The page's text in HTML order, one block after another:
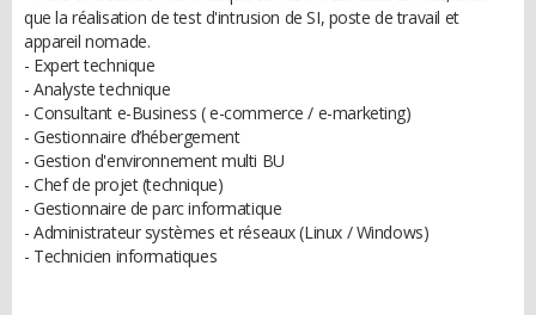
que la réalisation de test d'intrusion de SI, poste de travail et
appareil nomade.
- Expert technique
- Analyste technique
- Consultant e-Business ( e-commerce / e-marketing)
- Gestionnaire d’hébergement
- Gestion d'environnement multi BU
- Chef de projet (technique)
- Gestionnaire de parc informatique
- Administrateur systèmes et réseaux (Linux / Windows)
- Technicien informatiques